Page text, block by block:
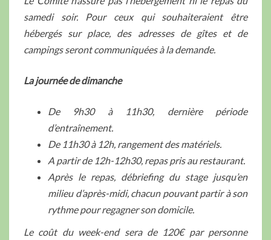
samedi soir. Pour ceux qui souhaiteraient être
hébergés sur place, des adresses de gîtes et de
campings seront communiquées à la demande.
La journée de dimanche
De 9h30 à 11h30, dernière période
d’entraînement.
De 11h30 à 12h, rangement des matériels.
A partir de 12h-12h30, repas pris au restaurant.
Après le repas, débriefing du stage jusqu’en
milieu d’après-midi, chacun pouvant partir à son
rythme pour regagner son domicile.
Le coût du week-end sera de 120€ par personne